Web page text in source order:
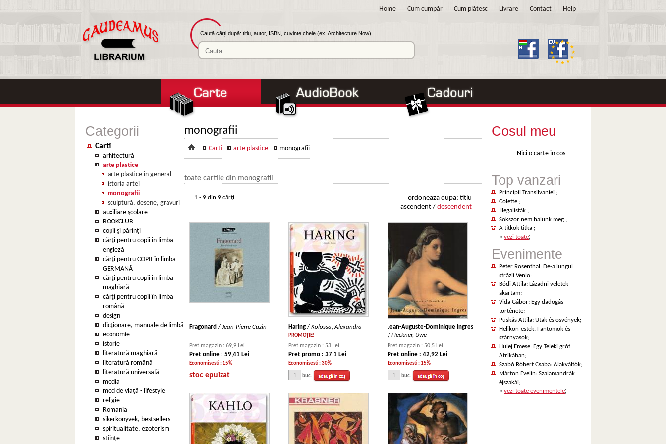
Home Cum cumpăr Cum plătesc Livrare Contact Help
Caută cărți după: titlu, autor, ISBN, cuvinte cheie (ex. Architecture Now)
Categorii
Carti
arhitectură
arte plastice
arte plastice în general
istoria artei
monografii
sculptură, desene, gravuri
auxiliare şcolare
BOOKCLUB
copii şi părinţi
cărţi pentru copii în limba
engleză
cărţi pentru COPII în limba
GERMANĂ
cărţi pentru copii în limba
maghiară
cărţi pentru copii în limba
română
design
dicţionare, manuale de limbă
economie
istorie
literatură maghiară
literatură română
literatură universală
media
mod de viaţă - lifestyle
religie
Romania
sikerkönyvek, bestsellers
spiritualitate, ezoterism
stiințe
monografii
Carti arte plastice monografii
toate cartile din monografii
1 - 9 din 9 cărţi
ordoneaza dupa: titlu
ascendent / descendent
Fragonard / Jean-Pierre Cuzin Haring / Kolossa, Alexandra
PROMOŢIE!
Jean-Auguste-Dominique Ingres
/ Fleckner, Uwe
Pret magazin : 69,9 Lei
Pret online : 59,41 Lei
Economisesti : 15%
Pret magazin : 53 Lei
Pret promo : 37,1 Lei
Economisesti : 30%
Pret magazin : 50,5 Lei
Pret online : 42,92 Lei
Economisesti : 15%
stoc epuizat buc. buc.
Cosul meu
Nici o carte in cos
Top vanzari
Principii Transilvaniei ;
Colette ;
Illegalisták ;
Sokszor nem halunk meg ;
A titkok titka ;
» vezi toate;
Evenimente
Peter Rosenthal: De-a lungul
străzii Venlo;
Bódi Attila: Lázadni veletek
akartam;
Vida Gábor: Egy dadogás
története;
Puskás Attila: Utak és ösvények;
Helikon-estek. Fantomok és
szárnyasok;
Hulej Emese: Egy Teleki gróf
Afrikában;
Szabó Róbert Csaba: Alakváltók;
Márton Evelin: Szalamandrák
éjszakái;
» vezi toate evenimentele;